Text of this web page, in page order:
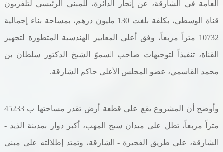
خدمات الأفراد
خدمات الشركات
خدمات الجهات الحكومية
المكتبة الإلكترونية
العامة في الشارقة، عن إنجاز الدائرة، للمبنى الرئيسي لتلفزيون
قناة الوسطى، بكلفة بلغت 130 مليون درهم، بمساحة بناء إجمالية
10732 متراً مربعاً، وفق أعلى المعايير الهندسية المتطورة لتجهيز
القناة، تنفيذاً لتوجيهات صاحب السموّ الشيخ الدكتور سلطان بن
محمد القاسمي، عضو المجلس الأعلى حاكم الشارقة.
وأوضح أن المشروع يقع على قطعة أرض تقدر مساحتها ب 45233
متراً مربعاً، تطل على ميدان سيح المهب، أكبر دوار بمدينة الذيد -
الشارقة، على طريق الفجيرة - الشارقة، وتمتد إطلالته على مبنى